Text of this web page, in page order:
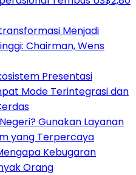
Menjadi
Chairman, Wens
Presentasi
Mode Terintegrasi dan
Gunakan Layanan
yang Terpercaya
Kebugaran
Orang